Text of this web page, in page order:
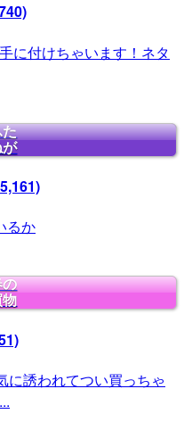
に付けちゃいます！ネタ
た
が
るか
の
物
に誘われてつい買っちゃ